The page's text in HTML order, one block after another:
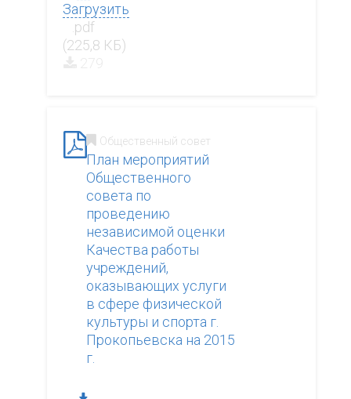
Загрузить
.pdf
(225,8 КБ)
Общественный совет
План мероприятий
Общественного
совета по
проведению
независимой оценки
Качества работы
учреждений,
оказывающих услуги
в сфере физической
культуры и спорта г.
Прокопьевска на 2015
г.